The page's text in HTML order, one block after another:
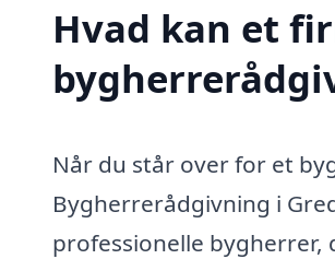
Hvad kan et
Når du står over for et
Bygherrerådgivning i
professionelle bygherrer,